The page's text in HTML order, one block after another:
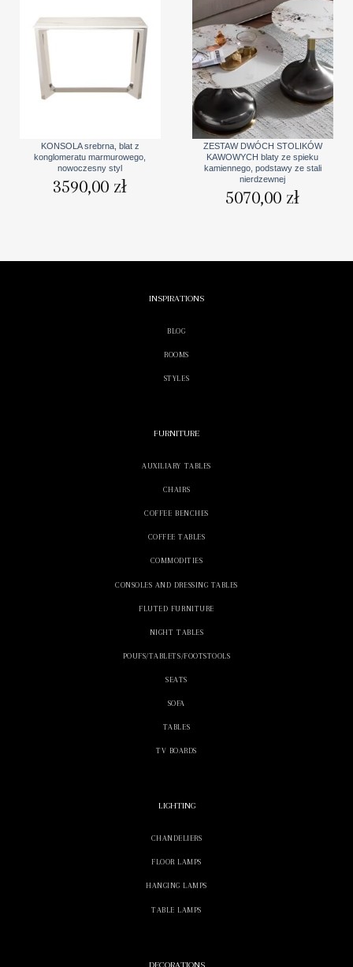
KONSOLA srebrna, blat z
konglomeratu marmurowego,
nowoczesny styl
3590,00 zł
ZESTAW DWÓCH STOLIKÓW
KAWOWYCH blaty ze spieku
kamiennego, podstawy ze stali
nierdzewnej
5070,00 zł
INSPIRATIONS
BLOG
ROOMS
STYLES
FURNITURE
AUXILIARY TABLES
CHAIRS
COFFEE BENCHES
COFFEE TABLES
COMMODITIES
CONSOLES AND DRESSING TABLES
FLUTED FURNITURE
NIGHT TABLES
POUFS/TABLETS/FOOTSTOOLS
SEATS
SOFA
TABLES
TV BOARDS
LIGHTING
CHANDELIERS
FLOOR LAMPS
HANGING LAMPS
TABLE LAMPS
DECORATIONS